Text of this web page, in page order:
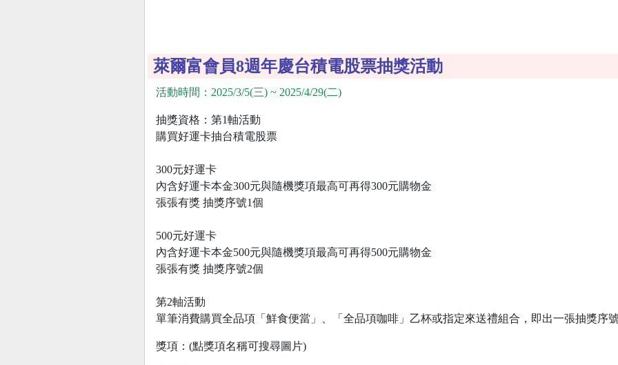
萊爾富會員8週年慶台積電股票抽獎活動
活動時間：2025/3/5(三) ~ 2025/4/29(二)
抽獎資格：第1軸活動
購買好運卡抽台積電股票
300元好運卡
內含好運卡本金300元與隨機獎項最高可再得300元購物金
張張有獎 抽獎序號1個
500元好運卡
內含好運卡本金500元與隨機獎項最高可再得500元購物金
張張有獎 抽獎序號2個
第2軸活動
單筆消費購買全品項「鮮食便當」、「全品項咖啡」乙杯或指定來送禮組合，即出一張抽獎序
獎項：(點獎項名稱可搜尋圖片)